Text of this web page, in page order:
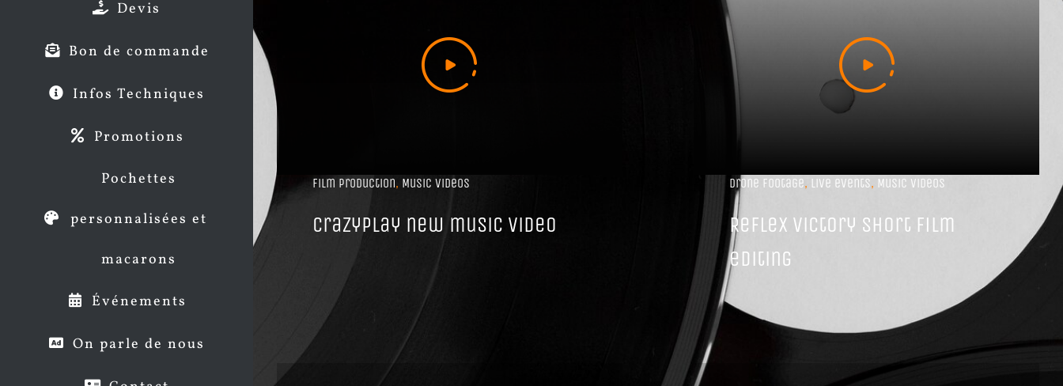
Devis
Bon de commande
Infos Techniques
Promotions
Pochettes
personnalisées et
macarons
Événements
On parle de nous
Film production, Music videos
Crazyplay new music video
Drone footage, Live events, Music videos
Reflex Victory short film
editing